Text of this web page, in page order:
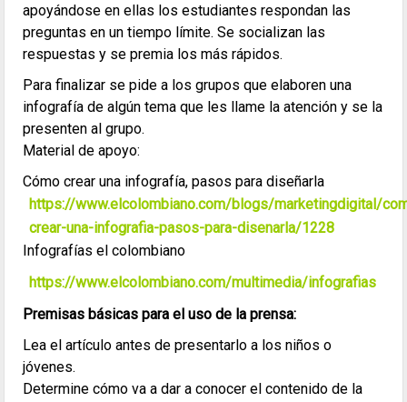
apoyándose en ellas los estudiantes respondan las
preguntas en un tiempo límite. Se socializan las
respuestas y se premia los más rápidos.
Para finalizar se pide a los grupos que elaboren una
infografía de algún tema que les llame la atención y se la
presenten al grupo.
Material de apoyo:
Cómo crear una infografía, pasos para diseñarla
https://www.elcolombiano.com/blogs/marketingdigital/
crear-una-infografia-pasos-para-disenarla/1228
Infografías el colombiano
https://www.elcolombiano.com/multimedia/infografias
Premisas básicas para el uso de la prensa:
Lea el artículo antes de presentarlo a los niños o
jóvenes.
Determine cómo va a dar a conocer el contenido de la